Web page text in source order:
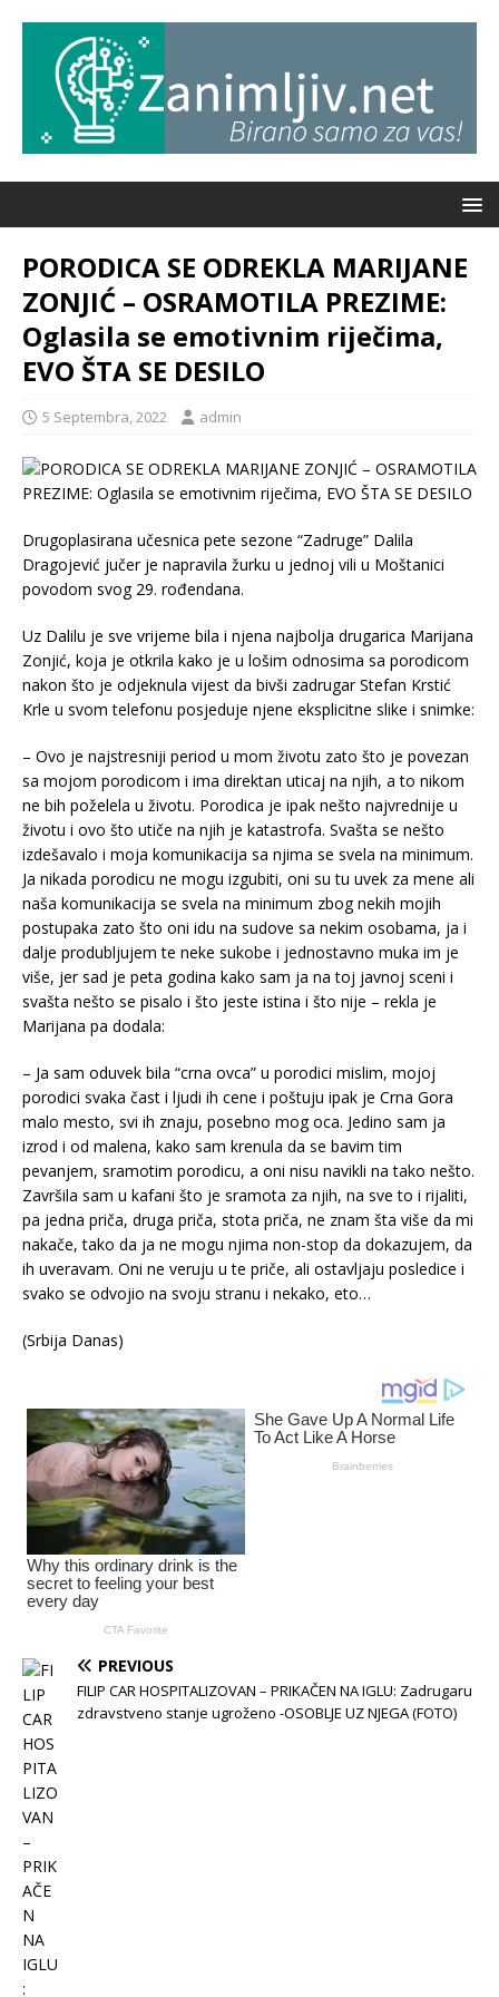
PORODICA SE ODREKLA MARIJANE
ZONJIĆ – OSRAMOTILA PREZIME:
Oglasila se emotivnim riječima,
EVO ŠTA SE DESILO
5 Septembra, 2022 admin
Drugoplasirana učesnica pete sezone “Zadruge” Dalila
Dragojević jučer je napravila žurku u jednoj vili u Moštanici
povodom svog 29. rođendana.
Uz Dalilu je sve vrijeme bila i njena najbolja drugarica Marijana
Zonjić, koja je otkrila kako je u lošim odnosima sa porodicom
nakon što je odjeknula vijest da bivši zadrugar Stefan Krstić
Krle u svom telefonu posjeduje njene eksplicitne slike i snimke:
– Ovo je najstresniji period u mom životu zato što je povezan
sa mojom porodicom i ima direktan uticaj na njih, a to nikom
ne bih poželela u životu. Porodica je ipak nešto najvrednije u
životu i ovo što utiče na njih je katastrofa. Svašta se nešto
izdešavalo i moja komunikacija sa njima se svela na minimum.
Ja nikada porodicu ne mogu izgubiti, oni su tu uvek za mene ali
naša komunikacija se svela na minimum zbog nekih mojih
postupaka zato što oni idu na sudove sa nekim osobama, ja i
dalje produbljujem te neke sukobe i jednostavno muka im je
više, jer sad je peta godina kako sam ja na toj javnoj sceni i
svašta nešto se pisalo i što jeste istina i što nije – rekla je
Marijana pa dodala:
– Ja sam oduvek bila “crna ovca” u porodici mislim, mojoj
porodici svaka čast i ljudi ih cene i poštuju ipak je Crna Gora
malo mesto, svi ih znaju, posebno mog oca. Jedino sam ja
izrod i od malena, kako sam krenula da se bavim tim
pevanjem, sramotim porodicu, a oni nisu navikli na tako nešto.
Završila sam u kafani što je sramota za njih, na sve to i rijaliti,
pa jedna priča, druga priča, stota priča, ne znam šta više da mi
nakače, tako da ja ne mogu njima non-stop da dokazujem, da
ih uveravam. Oni ne veruju u te priče, ali ostavljaju posledice i
svako se odvojio na svoju stranu i nekako, eto…
(Srbija Danas)
PREVIOUS
FILIP CAR HOSPITALIZOVAN – PRIKAČEN NA IGLU: Zadrugaru
zdravstveno stanje ugroženo -OSOBLJE UZ NJEGA (FOTO)